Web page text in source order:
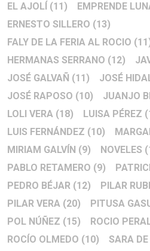
EL AJOLÍ (11) EMPRENDE
ERNESTO SILLERO (13)
FALY DE LA FERIA AL ROCIO
HERMANAS SERRANO (12)
JOSÉ GALVAÑ (11) JOSÉ
JOSÉ RAPOSO (10) JUANJO
LOLI VERA (18) LUISA PÉREZ
LUIS FERNÁNDEZ (10)
MIRIAM GALVÍN (9) NOVELES
PABLO RETAMERO (9)
PEDRO BÉJAR (12) PILAR
PILAR VERA (20) PITUSA
POL NÚÑEZ (15) ROCIO
ROCÍO OLMEDO (10) SARA